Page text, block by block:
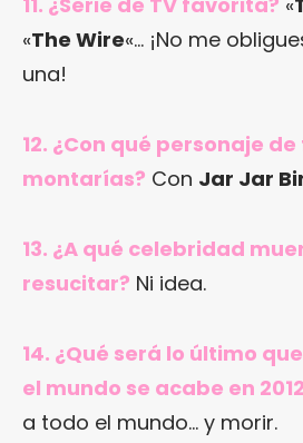
«The Wire«… ¡No me
una!
12. ¿Con qué personaje
montarías? Con Jar Jar
13. ¿A qué celebridad
resucitar? Ni idea.
14. ¿Qué será lo último
el mundo se acabe en
a todo el mundo… y morir.